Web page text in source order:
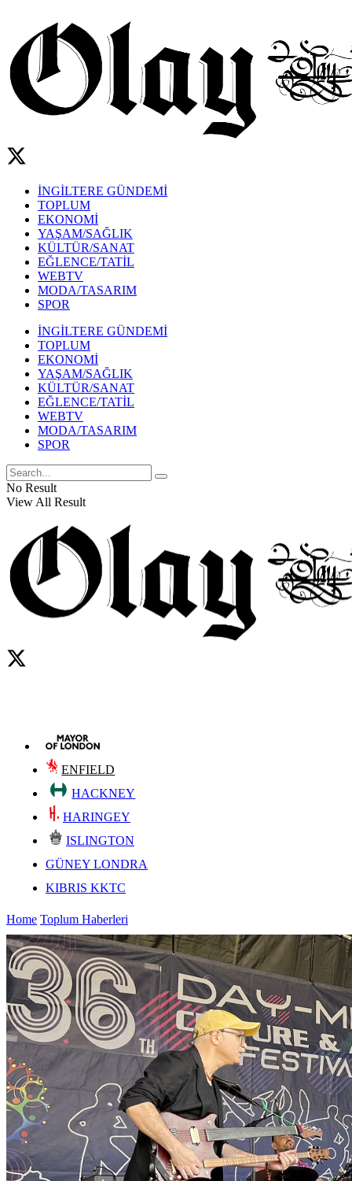
İNGİLTERE GÜNDEMİ
TOPLUM
EKONOMİ
YAŞAM/SAĞLIK
KÜLTÜR/SANAT
EĞLENCE/TATİL
WEBTV
MODA/TASARIM
SPOR
İNGİLTERE GÜNDEMİ
TOPLUM
EKONOMİ
YAŞAM/SAĞLIK
KÜLTÜR/SANAT
EĞLENCE/TATİL
WEBTV
MODA/TASARIM
SPOR
No Result
View All Result
ENFIELD
HACKNEY
HARINGEY
ISLINGTON
GÜNEY LONDRA
KIBRIS KKTC
Home Toplum Haberleri